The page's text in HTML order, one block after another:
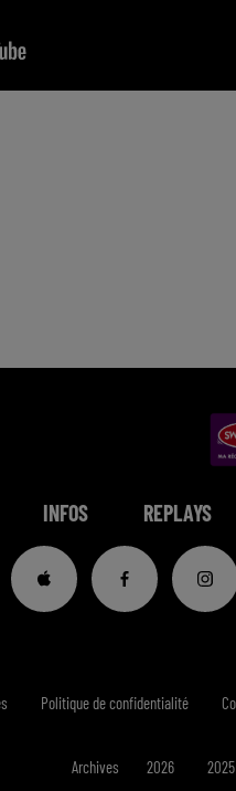
INFOS REPLAYS
Politique de confidentialité
Archives 2026 2025